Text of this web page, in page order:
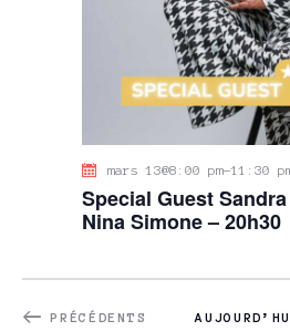
mars 13@8:00 pm-11:30
Special Guest
Nina Simone – 20h30
ÉVÈNEMENTS
PRÉCÉDENTS